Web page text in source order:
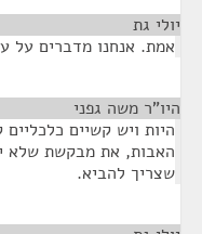
יולי גת
אמת. אנחנו מדברים על
היו"ר משה גפני
היות ויש קשיים
האבות, את מבקשת שלא
שצריך להביא.